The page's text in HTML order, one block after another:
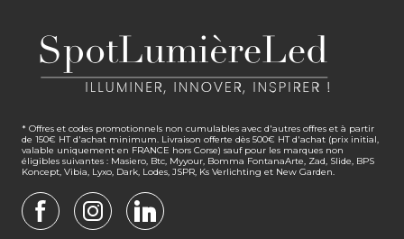
* Offres et codes promotionnels non cumulables avec d'autres offres et à partir
de 150€ HT d'achat minimum. Livraison offerte dès 500€ HT d'achat (prix initial,
valable uniquement en FRANCE hors Corse) sauf pour les marques non
éligibles suivantes : Masiero, Btc, Myyour, Bomma FontanaArte, Zad, Slide, BPS
Koncept, Vibia, Lyxo, Dark, Lodes, JSPR, Ks Verlichting et New Garden.